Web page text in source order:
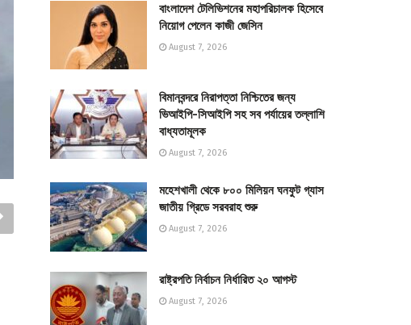
বাংলাদেশ টেলিভিশনের মহাপরিচালক হিসেবে
নিয়োগ পেলেন কাজী জেসিন
August 7, 2026
বিমানবন্দরে নিরাপত্তা নিশ্চিতের জন্য
ভিআইপি-সিআইপি সহ সব পর্যায়ের তল্লাশি
বাধ্যতামূলক
August 7, 2026
মহেশখালী থেকে ৮০০ মিলিয়ন ঘনফুট গ্যাস
জাতীয় গ্রিডে সরবরাহ শুরু
August 7, 2026
রাষ্ট্রপতি নির্বাচন নির্ধারিত ২০ আগস্ট
August 7, 2026